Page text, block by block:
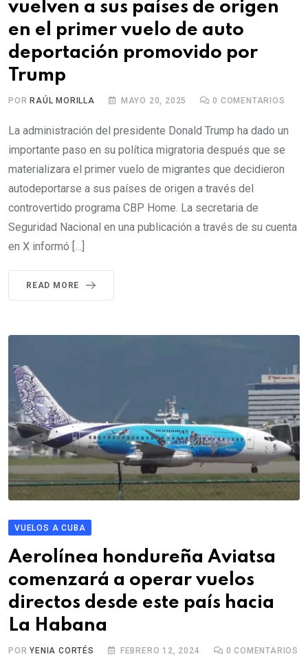
vuelven a sus países de origen
en el primer vuelo de auto
deportación promovido por
Trump
PORRAÚL MORILLA MAYO 20, 2025 0 COMENTARIOS
La administración del presidente Donald Trump ha dado un
importante paso en su política migratoria después que se
materializara el primer vuelo de migrantes que decidieron
autodeportarse a sus países de origen a través del
controvertido programa CBP Home. La secretaria de
Seguridad Nacional en una publicación a través de su cuenta
en X informó […]
READ MORE
VUELOS A CUBA
Aerolínea hondureña Aviatsa
comenzará a operar vuelos
directos desde este país hacia
La Habana
PORYENIA CORTÉS FEBRERO 12, 2024 0 COMENTARIOS